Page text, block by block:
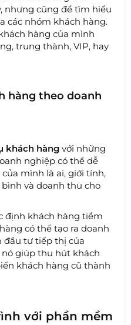
nhưng cũng để tìm hiểu
các nhóm khách hàng.
hàng của mình
trung thành, VIP, hay
hàng theo doanh
khách hàng với những
nghiệp có thể dễ
mình là ai, giới tính,
và doanh thu cho
định khách hàng tiềm
có thể tạo ra doanh
đầu tư tiếp thị của
giúp thu hút khách
khách hàng cũ thành
với phần mềm